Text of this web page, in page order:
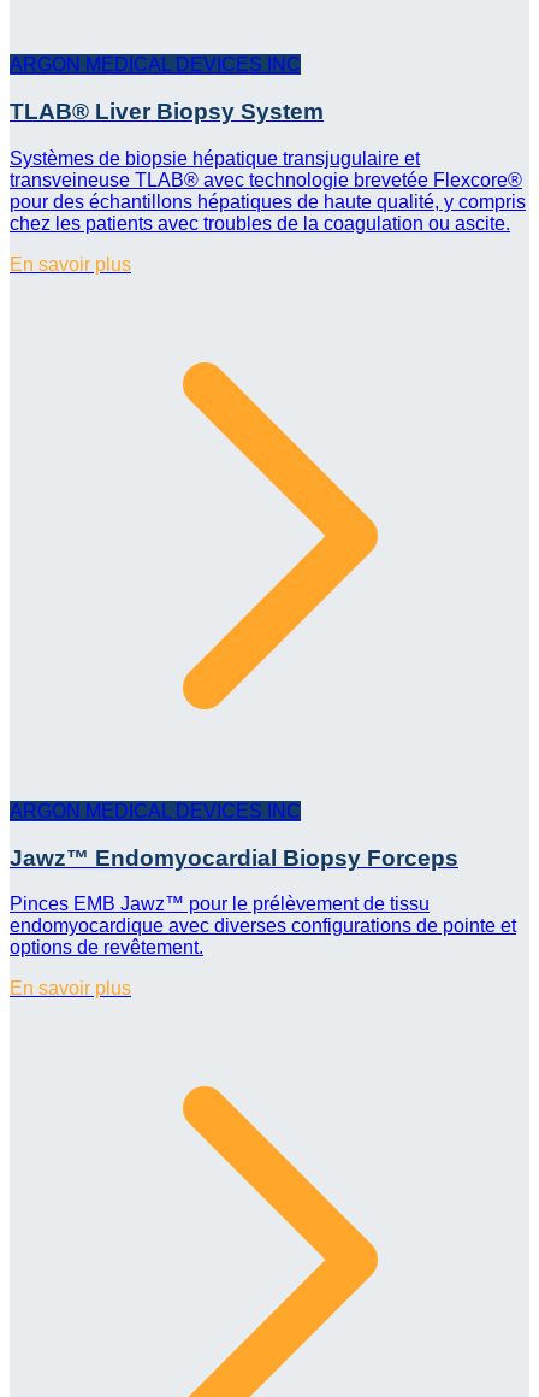
ARGON MEDICAL DEVICES INC
TLAB® Liver Biopsy System
Systèmes de biopsie hépatique transjugulaire et
transveineuse TLAB® avec technologie brevetée Flexcore®
pour des échantillons hépatiques de haute qualité, y compris
chez les patients avec troubles de la coagulation ou ascite.
En savoir plus
ARGON MEDICAL DEVICES INC
Jawz™ Endomyocardial Biopsy Forceps
Pinces EMB Jawz™ pour le prélèvement de tissu
endomyocardique avec diverses configurations de pointe et
options de revêtement.
En savoir plus